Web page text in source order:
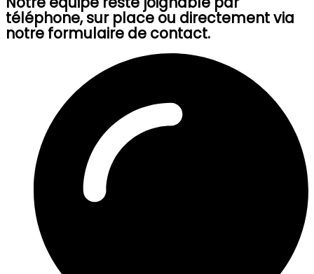
téléphone, sur place ou directement via
notre formulaire de contact.